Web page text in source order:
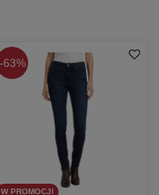
63%
W PROMOCJI